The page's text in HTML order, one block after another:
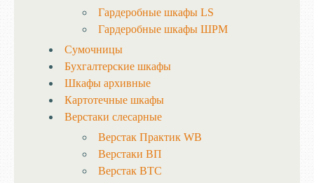
Гардеробные шкафы LS
Гардеробные шкафы ШРМ
Сумочницы
Бухгалтерские шкафы
Шкафы архивные
Картотечные шкафы
Верстаки слесарные
Верстак Практик WB
Верстаки ВП
Верстак ВТС